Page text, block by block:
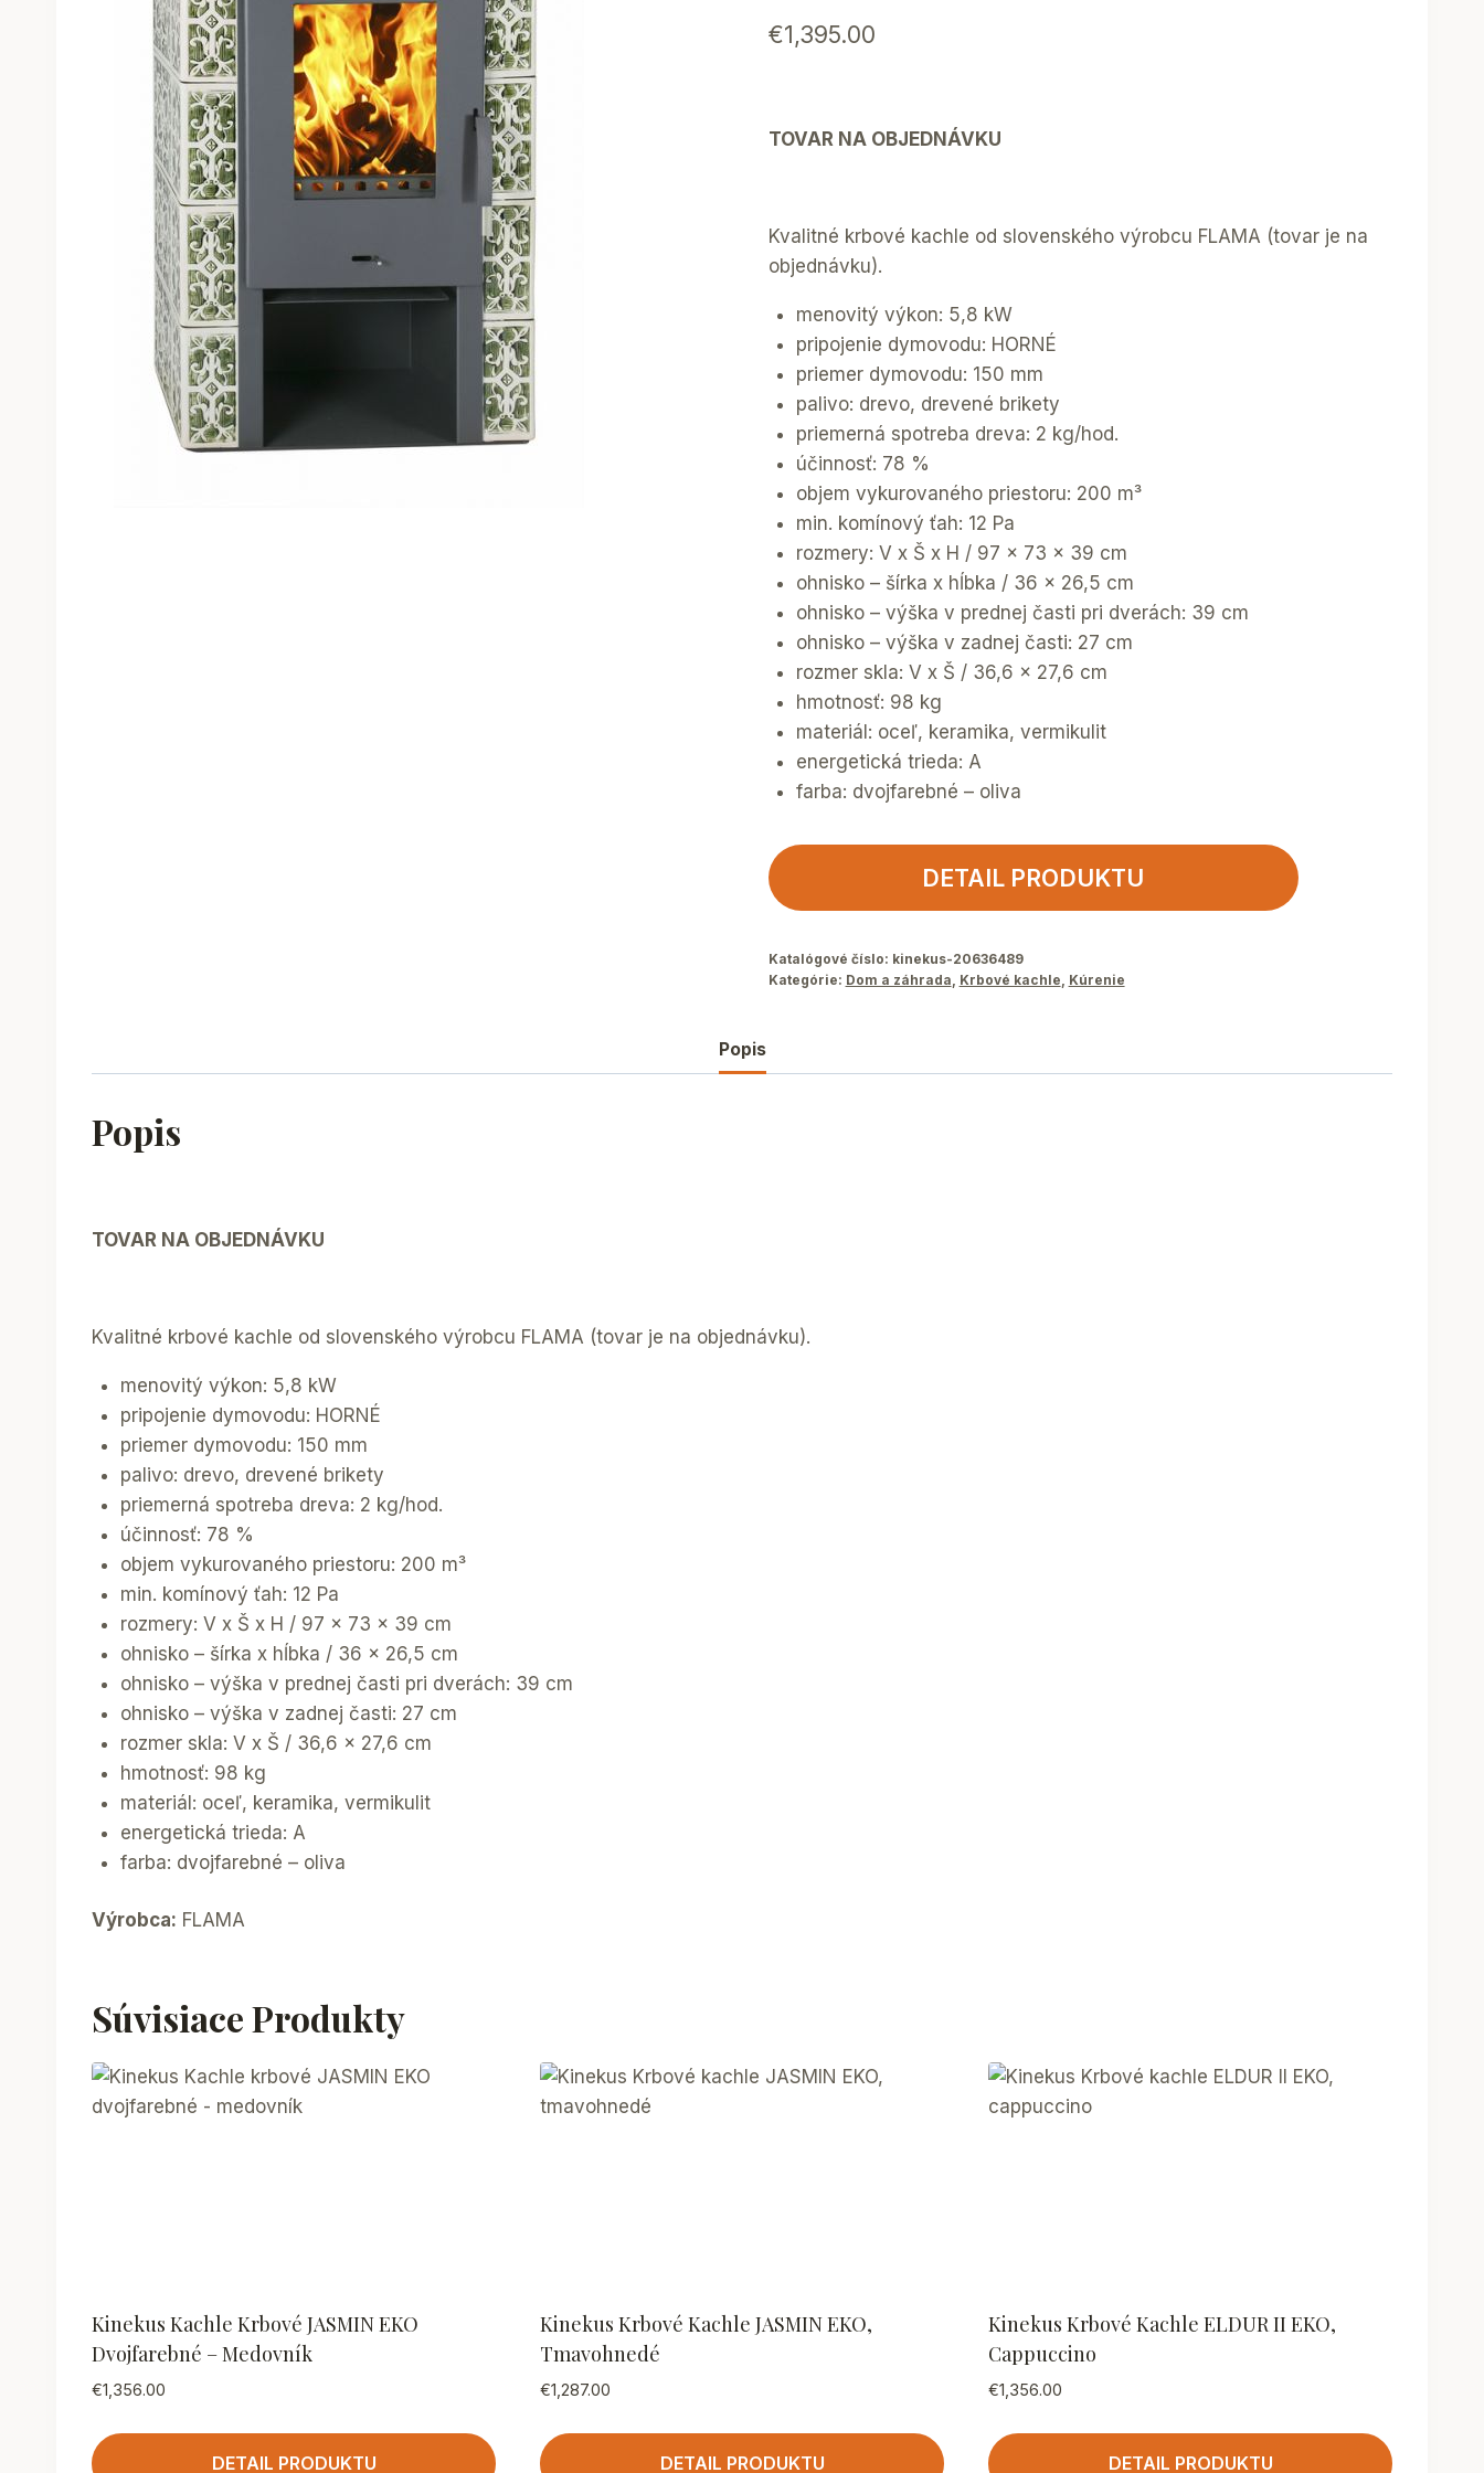
€1,395.00
TOVAR NA OBJEDNÁVKU
Kvalitné krbové kachle od slovenského výrobcu FLAMA (tovar je na
objednávku).
menovitý výkon: 5,8 kW
pripojenie dymovodu: HORNÉ
priemer dymovodu: 150 mm
palivo: drevo, drevené brikety
priemerná spotreba dreva: 2 kg/hod.
účinnosť: 78 %
objem vykurovaného priestoru: 200 m³
min. komínový ťah: 12 Pa
rozmery: V x Š x H / 97 x 73 x 39 cm
ohnisko – šírka x hĺbka / 36 x 26,5 cm
ohnisko – výška v prednej časti pri dverách: 39 cm
ohnisko – výška v zadnej časti: 27 cm
rozmer skla: V x Š / 36,6 x 27,6 cm
hmotnosť: 98 kg
materiál: oceľ, keramika, vermikulit
energetická trieda: A
farba: dvojfarebné – oliva
DETAIL PRODUKTU
Katalógové číslo: kinekus-20636489
Kategórie: Dom a záhrada, Krbové kachle, Kúrenie
Popis
Popis
TOVAR NA OBJEDNÁVKU
Kvalitné krbové kachle od slovenského výrobcu FLAMA (tovar je na objednávku).
menovitý výkon: 5,8 kW
pripojenie dymovodu: HORNÉ
priemer dymovodu: 150 mm
palivo: drevo, drevené brikety
priemerná spotreba dreva: 2 kg/hod.
účinnosť: 78 %
objem vykurovaného priestoru: 200 m³
min. komínový ťah: 12 Pa
rozmery: V x Š x H / 97 x 73 x 39 cm
ohnisko – šírka x hĺbka / 36 x 26,5 cm
ohnisko – výška v prednej časti pri dverách: 39 cm
ohnisko – výška v zadnej časti: 27 cm
rozmer skla: V x Š / 36,6 x 27,6 cm
hmotnosť: 98 kg
materiál: oceľ, keramika, vermikulit
energetická trieda: A
farba: dvojfarebné – oliva
Výrobca: FLAMA
Súvisiace Produkty
Kinekus Kachle Krbové JASMIN EKO
Dvojfarebné – Medovník
€1,356.00
DETAIL PRODUKTU
Kinekus Krbové Kachle JASMIN EKO,
Tmavohnedé
€1,287.00
DETAIL PRODUKTU
Kinekus Krbové Kachle ELDUR II EKO,
Cappuccino
€1,356.00
DETAIL PRODUKTU